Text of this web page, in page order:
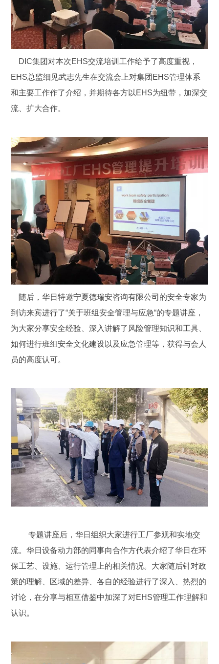
DIC集团对本次EHS交流培训工作给予了高度重视，
EHS总监细见武志先生在交流会上对集团EHS管理体系
和主要工作作了介绍，并期待各方以EHS为纽带，加深交
流、扩大合作。
随后，华日特邀宁夏德瑞安咨询有限公司的安全专家为
到访来宾进行了“关于班组安全管理与应急“的专题讲座，
为大家分享安全经验、深入讲解了风险管理知识和工具、
如何进行班组安全文化建设以及应急管理等，获得与会人
员的高度认可。
专题讲座后，华日组织大家进行工厂参观和实地交
流。华日设备动力部的同事向合作方代表介绍了华日在环
保工艺、设施、运行管理上的相关情况。大家随后针对政
策的理解、区域的差异、各自的经验进行了深入、热烈的
讨论，在分享与相互借鉴中加深了对EHS管理工作理解和
认识。